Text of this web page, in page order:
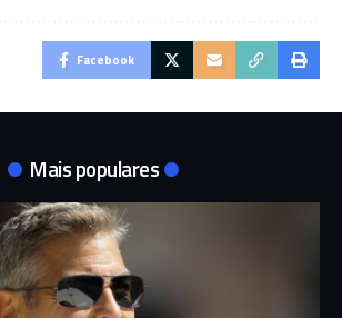
Facebook
Mais populares